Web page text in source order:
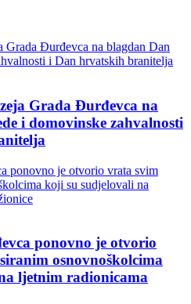
Grada Đurđevca na
i domovinske zahvalnosti
ponovno je otvorio
osnovnoškolcima
ljetnim radionicama